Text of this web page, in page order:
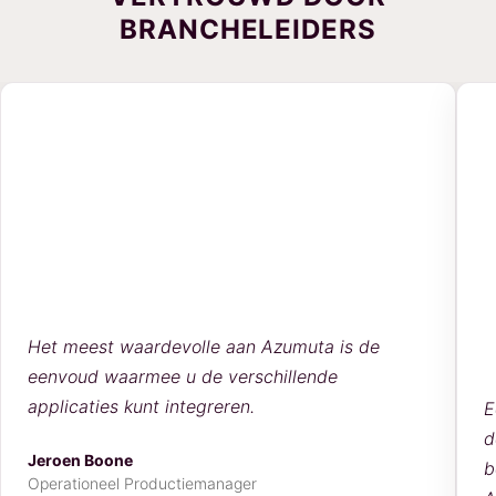
BRANCHELEIDERS
Het meest waardevolle aan Azumuta is de
eenvoud waarmee u de verschillende
applicaties kunt integreren.
Jeroen Boone
Operationeel Productiemanager